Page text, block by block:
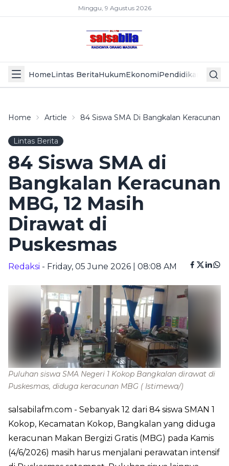
Minggu, 9 Agustus 2026
HomeLintas BeritaHukumEkonomiPendidikan Politik
Home Article 84 Siswa SMA Di Bangkalan Keracunan
Lintas Berita
84 Siswa SMA di
Bangkalan Keracunan
MBG, 12 Masih
Dirawat di
Puskesmas
Redaksi - Friday, 05 June 2026 | 08:08 AM
Puluhan siswa SMA Negeri 1 Kokop Bangkalan dirawat di
Puskesmas, diduga keracunan MBG ( Istimewa/)
salsabilafm.com - Sebanyak 12 dari 84 siswa SMAN 1
Kokop, Kecamatan Kokop, Bangkalan yang diduga
keracunan Makan Bergizi Gratis (MBG) pada Kamis
(4/6/2026) masih harus menjalani perawatan intensif